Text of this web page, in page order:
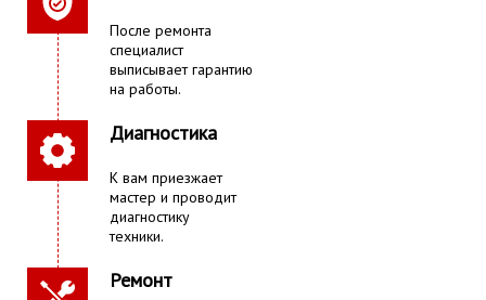
После ремонта
специалист
выписывает гарантию
на работы.
Диагностика
К вам приезжает
мастер и проводит
диагностику
техники.
Ремонт